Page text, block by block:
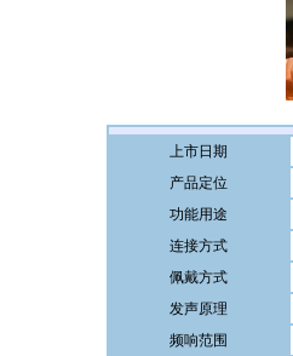
上市日期
产品定位
功能用途
连接方式
佩戴方式
发声原理
频响范围